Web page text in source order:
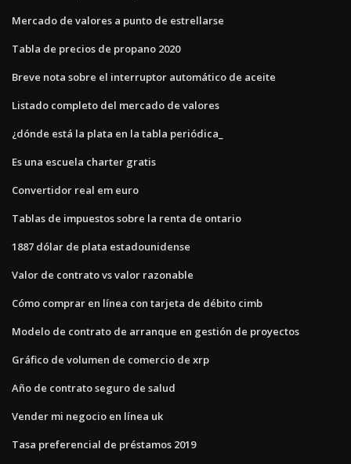
Mercado de valores a punto de estrellarse
Tabla de precios de propano 2020
Breve nota sobre el interruptor automático de aceite
Listado completo del mercado de valores
¿dónde está la plata en la tabla periódica_
Es una escuela charter gratis
Convertidor real em euro
Tablas de impuestos sobre la renta de ontario
1887 dólar de plata estadounidense
Valor de contrato vs valor razonable
Cómo comprar en línea con tarjeta de débito cimb
Modelo de contrato de arranque en gestión de proyectos
Gráfico de volumen de comercio de xrp
Año de contrato seguro de salud
Vender mi negocio en línea uk
Tasa preferencial de préstamos 2019